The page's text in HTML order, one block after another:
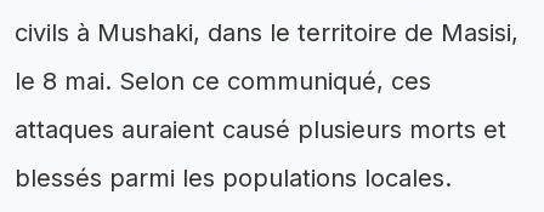
civils à Mushaki, dans le territoire de Masisi,
le 8 mai. Selon ce communiqué, ces
attaques auraient causé plusieurs morts et
blessés parmi les populations locales.